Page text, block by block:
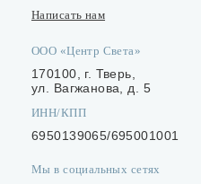
Написать нам
ООО «Центр Света»
170100, г. Тверь,
ул. Вагжанова, д. 5
ИНН/КПП
6950139065/695001001
Мы в социальных сетях